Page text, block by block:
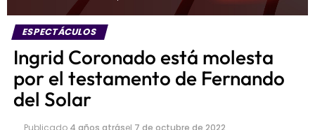
ESPECTÁCULOS
Ingrid Coronado está molesta
por el testamento de Fernando
del Solar